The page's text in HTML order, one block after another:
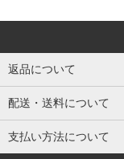
返品について
配送・送料について
支払い方法について